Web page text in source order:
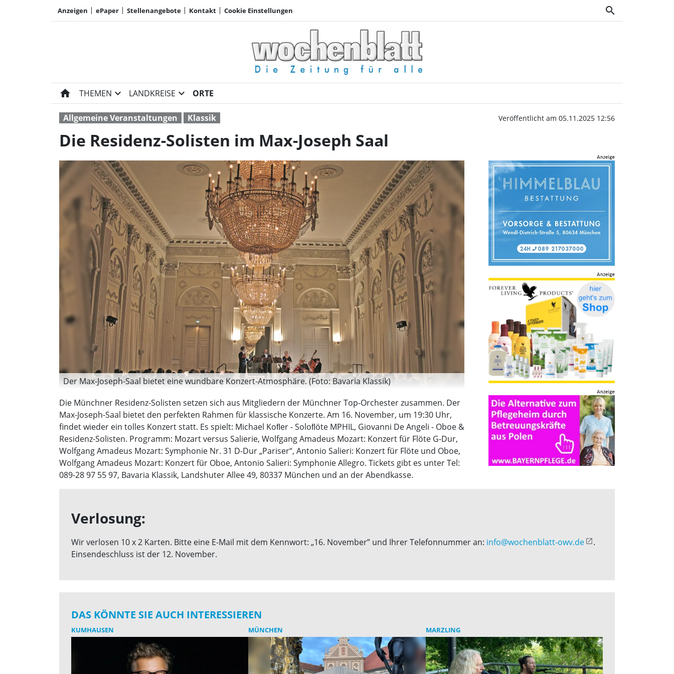
Anzeigen ePaper Stellenangebote Kontakt Cookie Einstellungen search
Die Residenz-Solisten im Max-Joseph Saal |
home THEMEN expand_more LANDKREISE expand_more ORTE
Allgemeine Veranstaltungen Klassik Veröffentlicht am 05.11.2025 12:56
Die Residenz-Solisten im Max-Joseph Saal
Der Max-Joseph-Saal bietet eine wundbare Konzert-Atmosphäre. (Foto: Bavaria Klassik)
Die Münchner Residenz-Solisten setzen sich aus Mitgliedern der Münchner Top-Orchester zusammen. Der
Max-Joseph-Saal bietet den perfekten Rahmen für klassische Konzerte. Am 16. November, um 19:30 Uhr,
findet wieder ein tolles Konzert statt. Es spielt: Michael Koﬂer - Soloﬂöte MPHIL, Giovanni De Angeli - Oboe &
Residenz-Solisten. Programm: Mozart versus Salierie, Wolfgang Amadeus Mozart: Konzert für Flöte G-Dur,
Wolfgang Amadeus Mozart: Symphonie Nr. 31 D-Dur „Pariser“, Antonio Salieri: Konzert für Flöte und Oboe,
Wolfgang Amadeus Mozart: Konzert für Oboe, Antonio Salieri: Symphonie Allegro. Tickets gibt es unter Tel:
089-28 97 55 97, Bavaria Klassik, Landshuter Allee 49, 80337 München und an der Abendkasse.
Verlosung:
Wir verlosen 10 x 2 Karten. Bitte eine E-Mail mit dem Kennwort: „16. November” und Ihrer Telefonnummer an: info@wochenblatt-owv.de
.
Einsendeschluss ist der 12. November.
DAS KÖNNTE SIE AUCH INTERESSIEREN
KUMHAUSEN MÜNCHEN MARZLING